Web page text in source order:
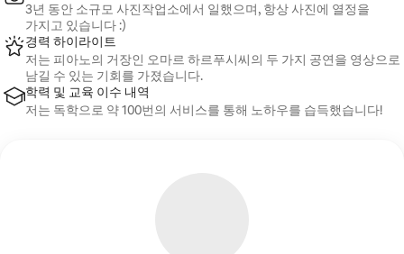
3년 동안 소규모 사진작업소에서 일했으며, 항상 사진에 열정을
가지고 있습니다 :)
경력 하이라이트
저는 피아노의 거장인 오마르 하르푸시씨의 두 가지 공연을 영상으로
남길 수 있는 기회를 가졌습니다.
학력 및 교육 이수 내역
저는 독학으로 약 100번의 서비스를 통해 노하우를 습득했습니다!